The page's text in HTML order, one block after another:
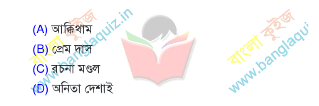
(A)আক্কিথাম
(B)প্রেম দাস
(C)রচনা মণ্ডল
(D)অনিতা দেশাই